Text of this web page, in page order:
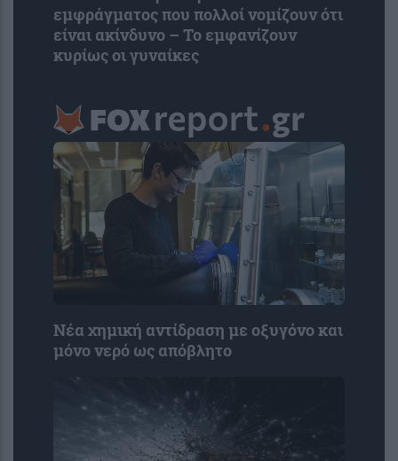
εμφράγματος που πολλοί νομίζουν ότι
είναι ακίνδυνο – Το εμφανίζουν
κυρίως οι γυναίκες
Νέα χημική αντίδραση με οξυγόνο και
μόνο νερό ως απόβλητο